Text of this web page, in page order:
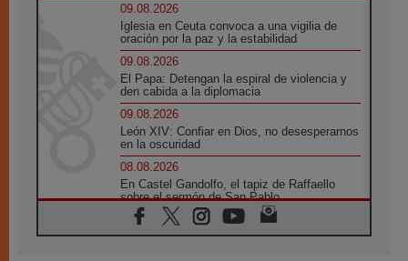
09.08.2026
Iglesia en Ceuta convoca a una vigilia de
oración por la paz y la estabilidad
09.08.2026
El Papa: Detengan la espiral de violencia y
den cabida a la diplomacia
09.08.2026
León XIV: Confiar en Dios, no desesperarnos
en la oscuridad
08.08.2026
En Castel Gandolfo, el tapiz de Raffaello
sobre el sermón de San Pablo
08.08.2026
En Colombia, «la paz no se compra con una